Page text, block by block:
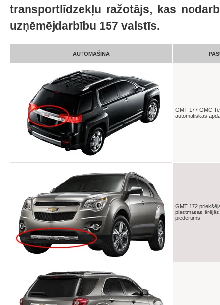
transportlīdzekļu ražotājs, kas
uzņēmējdarbību 157 valstīs.
AUTOMAŠĪNA
GMT 177 GMC
automātiskās
GMT 172
plastmasas
piederums